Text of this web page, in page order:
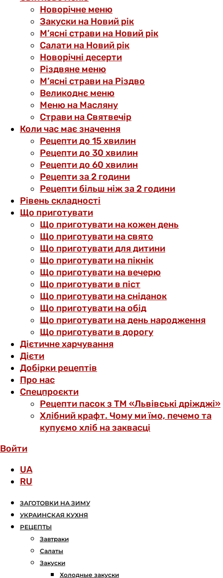
Новорічне меню
Закуски на Новий рік
М’ясні страви на Новий рік
Салати на Новий рік
Новорічні десерти
Різдвяне меню
М’ясні страви на Різдво
Великоднє меню
Меню на Масляну
Страви на Святвечір
Коли час має значення
Рецепти до 15 хвилин
Рецепти до 30 хвилин
Рецепти до 60 хвилин
Рецепти за 2 години
Рецепти більш ніж за 2 години
Рівень складності
Що приготувати
Що приготувати на кожен день
Що приготувати на свято
Що приготувати для дитини
Що приготувати на пікнік
Що приготувати на вечерю
Що приготувати в піст
Що приготувати на сніданок
Що приготувати на обід
Що приготувати на день народження
Що приготувати в дорогу
Дієтичне харчування
Дієти
Добірки рецептів
Про нас
Спецпроєкти
Рецепти пасок з ТМ «Львівські дріжджі»
Хлібний крафт. Чому ми їмо, печемо та
купуємо хліб на заквасці
Войти
UA
RU
ЗАГОТОВКИ НА ЗИМУ
УКРАИНСКАЯ КУХНЯ
РЕЦЕПТЫ
Завтраки
Салаты
Закуски
Холодные закуски